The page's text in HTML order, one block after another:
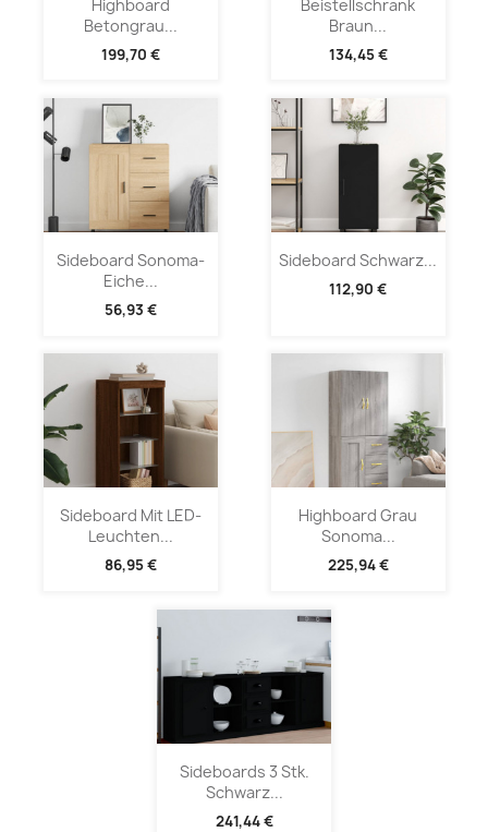
Highboard
Betongrau...
199,70 €
Beistellschrank
Braun...
134,45 €
Sideboard Sonoma-
Eiche...
56,93 €
Sideboard Schwarz...
112,90 €
Sideboard Mit LED-
Leuchten...
86,95 €
Highboard Grau
Sonoma...
225,94 €
Sideboards 3 Stk.
Schwarz...
241,44 €